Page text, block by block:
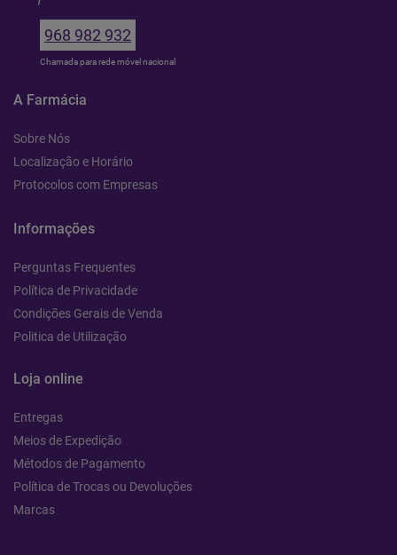
968 982 932
Chamada para rede móvel nacional
A Farmácia
Sobre Nós
Localização e Horário
Protocolos com Empresas
Informações
Perguntas Frequentes
Política de Privacidade
Condições Gerais de Venda
Politica de Utilização
Loja online
Entregas
Meios de Expedição
Métodos de Pagamento
Política de Trocas ou Devoluções
Marcas